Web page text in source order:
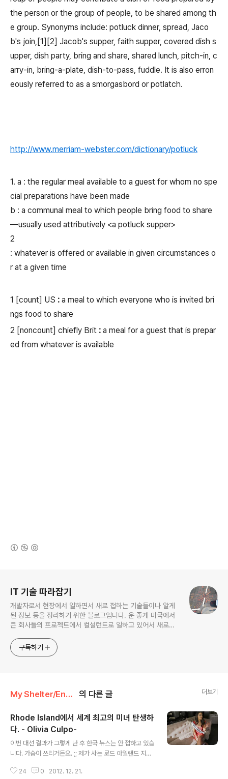
the person or the group of people, to be shared among th
e group. Synonyms include: potluck dinner, spread, Jaco
b's join,[1][2] Jacob's supper, faith supper, covered dish s
upper, dish party, bring and share, shared lunch, pitch-in, c
arry-in, bring-a-plate, dish-to-pass, fuddle. It is also erron
eously referred to as a smorgasbord or potlatch.
http://www.merriam-webster.com/dictionary/potluck
1. a : the regular meal available to a guest for whom no spe
cial preparations have been made
b : a communal meal to which people bring food to share
—usually used attributively <a potluck supper>
2
: whatever is offered or available in given circumstances o
r at a given time
1 [count] US : a meal to which everyone who is invited bri
ngs food to share
2 [noncount] chiefly Brit : a meal for a guest that is prepar
ed from whatever is available
IT 기술 따라잡기
개발자로서 현장에서 일하면서 새로 접하는 기술들이나 알게
된 정보 등을 정리하기 위한 블로그입니다. 운 좋게 미국에서
큰 회사들의 프로젝트에서 컬설턴트로 일하고 있어서 새로운
사용되는 툴들에 대해 많은 분들과 정보를 공유하고 싶습니다.
구독하기
My Shelter/English 의 다른 글 더보기
Rhode Island에서 세계 최고의 미녀 탄생하
다. - Olivia Culpo-
이번 대선 결과가 그렇게 난 후 한국 뉴스는 안 접하고 있습
니다. 가슴이 쓰리거든요. ;; 제가 사는 로드 아일랜드 지역
대회에서 여기 출신이 1등에 뽑혔네요. 정말 정말 반가운
24 0 2012. 12. 21.